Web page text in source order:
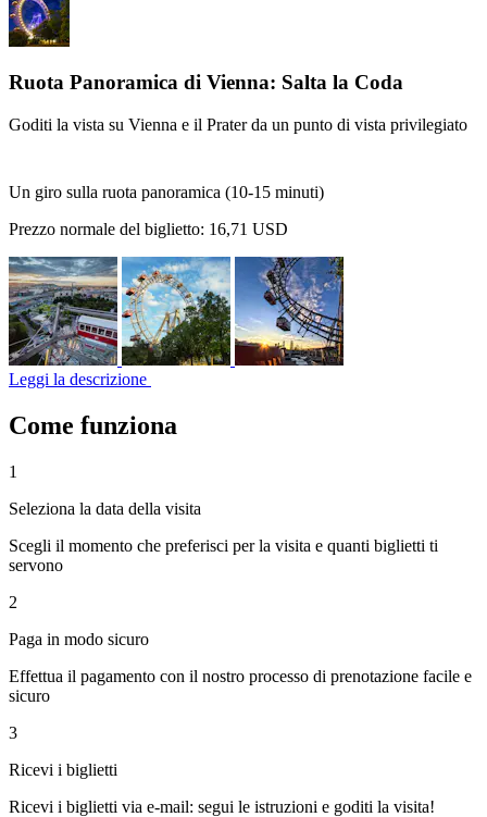
Ruota Panoramica di Vienna: Salta la Coda
Goditi la vista su Vienna e il Prater da un punto di vista privilegiato
Un giro sulla ruota panoramica (10-15 minuti)
Prezzo normale del biglietto: 16,71 USD
Leggi la descrizione
Come funziona
1
Seleziona la data della visita
Scegli il momento che preferisci per la visita e quanti biglietti ti
servono
2
Paga in modo sicuro
Effettua il pagamento con il nostro processo di prenotazione facile e
sicuro
3
Ricevi i biglietti
Ricevi i biglietti via e-mail: segui le istruzioni e goditi la visita!